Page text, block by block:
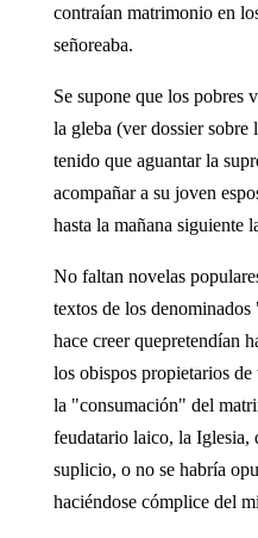
contraían matrimonio en
señoreaba.
Se supone que los pobres
la gleba (ver dossier sobre
tenido que aguantar la
acompañar a su joven
hasta la mañana siguiente
No faltan novelas
textos de los
hace creer quepretendían
los obispos propietarios
la "consumación" del
feudatario laico, la Iglesia,
suplicio, o no se habría
haciéndose cómplice del